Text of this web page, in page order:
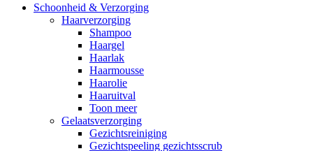
Schoonheid & Verzorging
Haarverzorging
Shampoo
Haargel
Haarlak
Haarmousse
Haarolie
Haaruitval
Toon meer
Gelaatsverzorging
Gezichtsreiniging
Gezichtspeeling gezichtsscrub